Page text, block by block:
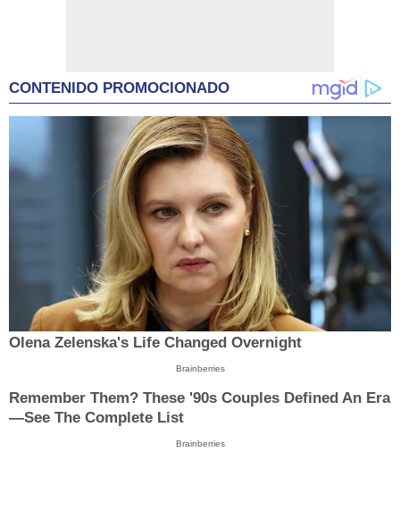
CONTENIDO PROMOCIONADO
Olena Zelenska's Life Changed Overnight
Brainberries
Remember Them? These '90s Couples Defined An Era
—See The Complete List
Brainberries